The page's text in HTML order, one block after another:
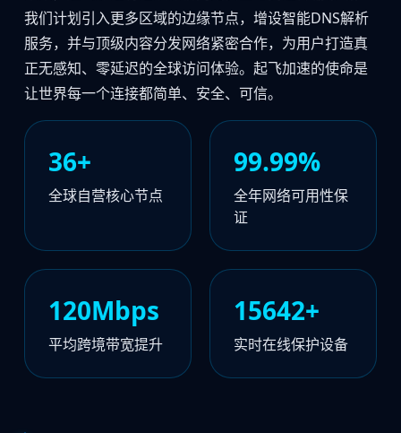
我们计划引入更多区域的边缘节点，增设智能DNS解析
服务，并与顶级内容分发网络紧密合作，为用户打造真
正无感知、零延迟的全球访问体验。起飞加速的使命是
让世界每一个连接都简单、安全、可信。
36+
全球自营核心节点
99.99%
全年网络可用性保
证
120Mbps
平均跨境带宽提升
15707+
实时在线保护设备